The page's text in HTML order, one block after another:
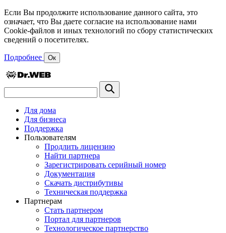
Если Вы продолжите использование данного сайта, это
означает, что Вы даете согласие на использование нами
Cookie-файлов и иных технологий по сбору статистических
сведений о посетителях.
Подробнее Ок
Для дома
Для бизнеса
Поддержка
Пользователям
Продлить лицензию
Найти партнера
Зарегистрировать серийный номер
Документация
Скачать дистрибутивы
Техническая поддержка
Партнерам
Стать партнером
Портал для партнеров
Технологическое партнерство